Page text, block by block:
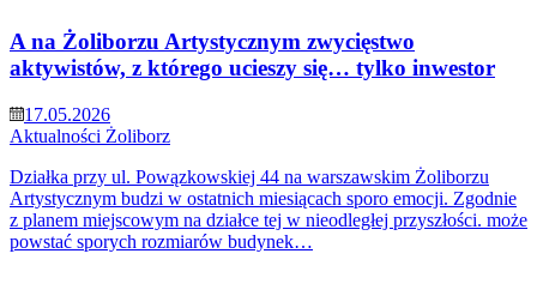
A na Żoliborzu Artystycznym zwycięstwo
aktywistów, z którego ucieszy się… tylko inwestor
17.05.2026
Aktualności Żoliborz
Działka przy ul. Powązkowskiej 44 na warszawskim Żoliborzu
Artystycznym budzi w ostatnich miesiącach sporo emocji. Zgodnie
z planem miejscowym na działce tej w nieodległej przyszłości. może
powstać sporych rozmiarów budynek…